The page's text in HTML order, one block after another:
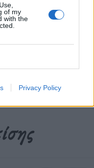
of my
with the
Privacy Policy
,Ισπανία.